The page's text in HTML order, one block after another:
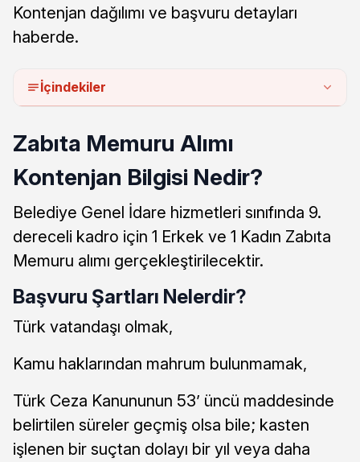
Kontenjan dağılımı ve başvuru detayları
haberde.
İçindekiler
Zabıta Memuru Alımı
Kontenjan Bilgisi Nedir?
Belediye Genel İdare hizmetleri sınıfında 9.
dereceli kadro için 1 Erkek ve 1 Kadın Zabıta
Memuru alımı gerçekleştirilecektir.
Başvuru Şartları Nelerdir?
Türk vatandaşı olmak,
Kamu haklarından mahrum bulunmamak,
Türk Ceza Kanununun 53’ üncü maddesinde
belirtilen süreler geçmiş olsa bile; kasten
işlenen bir suçtan dolayı bir yıl veya daha